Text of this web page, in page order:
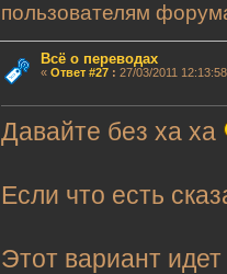
пользователям
Всё о переводах
« Ответ #27: 27/03/2011
Давайте без ха ха
Если что есть
Этот вариант